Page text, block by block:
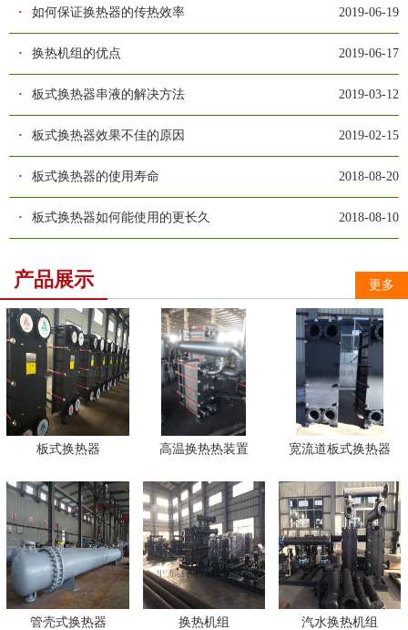
2019-06-19
· 如何保证换热器的传热效率
2019-06-17
· 换热机组的优点
2019-03-12
· 板式换热器串液的解决方法
2019-02-15
· 板式换热器效果不佳的原因
2018-08-20
· 板式换热器的使用寿命
2018-08-10
· 板式换热器如何能使用的更长久
更多
产品展示
板式换热器 高温换热热装置 宽流道板式换热器
管壳式换热器 换热机组 汽水换热机组